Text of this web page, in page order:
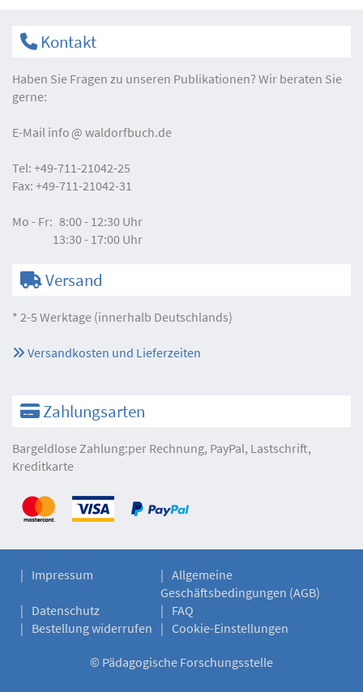
Kontakt
Haben Sie Fragen zu unseren Publikationen? Wir beraten Sie
gerne:
E-Mail info waldorfbuch.de
Tel: +49-711-21042-25
Fax: +49-711-21042-31
Mo - Fr: 8:00 - 12:30 Uhr
13:30 - 17:00 Uhr
Versand
* 2-5 Werktage (innerhalb Deutschlands)
Versandkosten und Lieferzeiten
Zahlungsarten
Bargeldlose Zahlung:per Rechnung, PayPal, Lastschrift,
Kreditkarte
Impressum
Allgemeine
Geschäftsbedingungen (AGB)
Datenschutz
FAQ
Bestellung widerrufen
Cookie-Einstellungen
© Pädagogische Forschungsstelle